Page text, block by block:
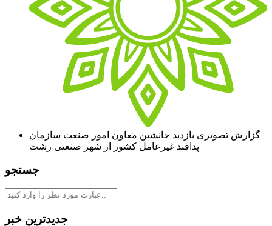
گزارش تصویری بازدید جانشین معاون امور صنعت سازمان
پدافند غیرعامل کشور از شهر صنعتی رشت
جستجو
جدیدترین خبر